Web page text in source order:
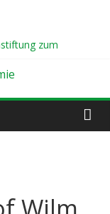
zum
weltweiter
zu den
Duo